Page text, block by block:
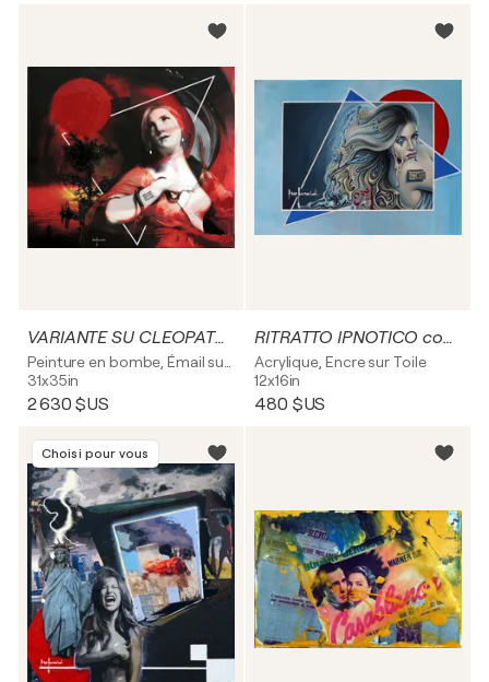
VARIANTE SU CLEOPATRA - tela
31x35in
2 630 $US
RITRATTO IPNOTICO con triangoli blu - tela
Acrylique, Encre sur Toile
12x16in
480 $US
Choisi pour vous